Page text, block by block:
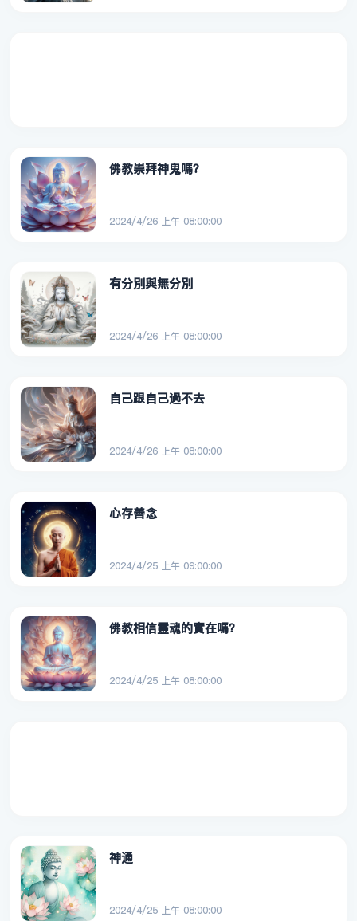
佛教崇拜神鬼嗎？
2024/4/26 上午 08:00:00
有分別與無分別
2024/4/26 上午 08:00:00
自己跟自己過不去
2024/4/26 上午 08:00:00
心存善念
2024/4/25 上午 09:00:00
佛教相信靈魂的實在嗎？
2024/4/25 上午 08:00:00
神通
2024/4/25 上午 08:00:00